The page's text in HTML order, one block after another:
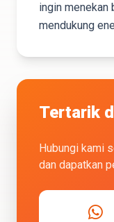
ingin menekan
mendukung
Tertarik
Hubungi kami
dan dapatkan